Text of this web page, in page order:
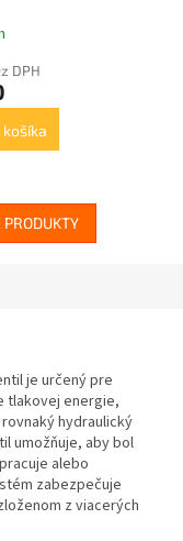
DPH
košíka
je určený pre
tlakovej energie,
hydraulický
umožňuje, aby bol
alebo
zabezpečuje
z viacerých